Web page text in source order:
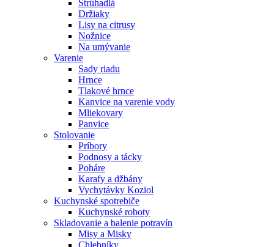
Strúhadlá
Držiaky
Lisy na citrusy
Nožnice
Na umývanie
Varenie
Sady riadu
Hrnce
Tlakové hrnce
Kanvice na varenie vody
Mliekovary
Panvice
Stolovanie
Príbory
Podnosy a tácky
Poháre
Karafy a džbány
Vychytávky Koziol
Kuchynské spotrebiče
Kuchynské roboty
Skladovanie a balenie potravín
Misy a Misky
Chlebníky